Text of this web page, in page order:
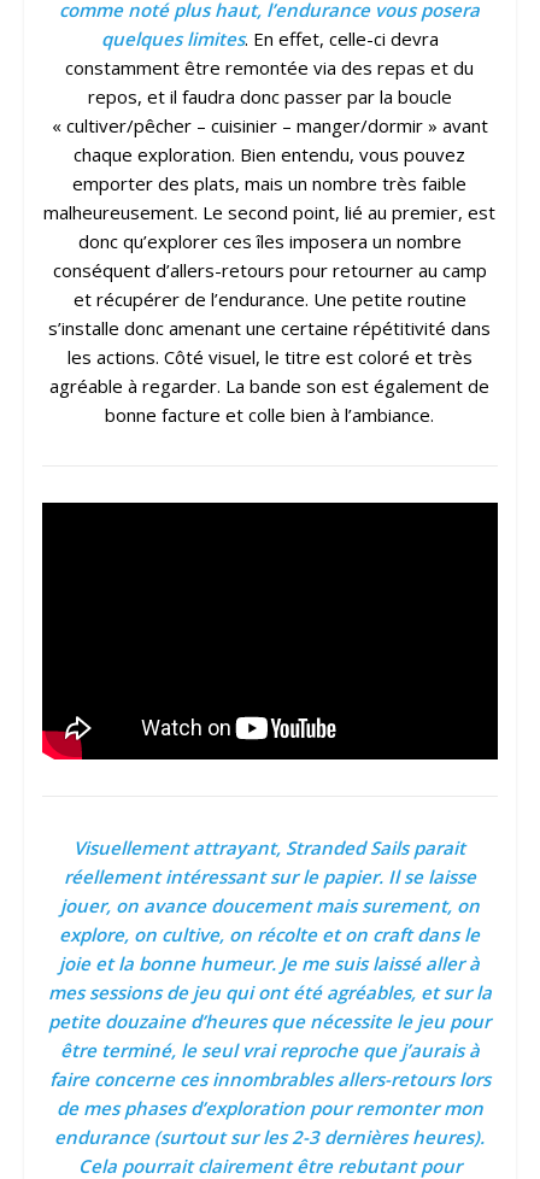
comme noté plus haut, l’endurance vous posera
quelques limites. En effet, celle-ci devra
constamment être remontée via des repas et du
repos, et il faudra donc passer par la boucle
« cultiver/pêcher – cuisinier – manger/dormir » avant
chaque exploration. Bien entendu, vous pouvez
emporter des plats, mais un nombre très faible
malheureusement. Le second point, lié au premier, est
donc qu’explorer ces îles imposera un nombre
conséquent d’allers-retours pour retourner au camp
et récupérer de l’endurance. Une petite routine
s’installe donc amenant une certaine répétitivité dans
les actions. Côté visuel, le titre est coloré et très
agréable à regarder. La bande son est également de
bonne facture et colle bien à l’ambiance.
Visuellement attrayant, Stranded Sails parait
réellement intéressant sur le papier. Il se laisse
jouer, on avance doucement mais surement, on
explore, on cultive, on récolte et on craft dans le
joie et la bonne humeur. Je me suis laissé aller à
mes sessions de jeu qui ont été agréables, et sur la
petite douzaine d’heures que nécessite le jeu pour
être terminé, le seul vrai reproche que j’aurais à
faire concerne ces innombrables allers-retours lors
de mes phases d’exploration pour remonter mon
endurance (surtout sur les 2-3 dernières heures).
Cela pourrait clairement être rebutant pour